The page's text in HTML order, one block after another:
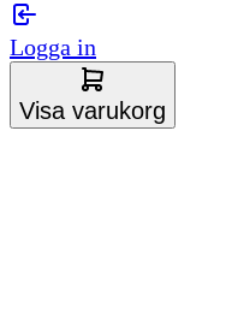
Logga in
Visa varukorg